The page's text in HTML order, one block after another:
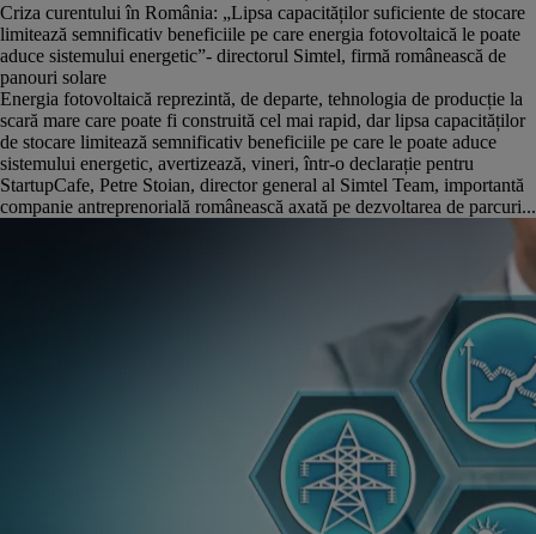
Criza curentului în România: „Lipsa capacităților suficiente de stocare
limitează semnificativ beneficiile pe care energia fotovoltaică le poate
aduce sistemului energetic”- directorul Simtel, firmă românească de
panouri solare
Energia fotovoltaică reprezintă, de departe, tehnologia de producție la
scară mare care poate fi construită cel mai rapid, dar lipsa capacităților
de stocare limitează semnificativ beneficiile pe care le poate aduce
sistemului energetic, avertizează, vineri, într-o declarație pentru
StartupCafe, Petre Stoian, director general al Simtel Team, importantă
companie antreprenorială românească axată pe dezvoltarea de parcuri...